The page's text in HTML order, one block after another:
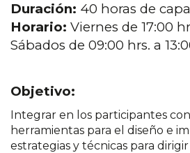
Duración: 40 horas de
Horario: Viernes de 17:00
Sábados de 09:00 hrs. a
Objetivo:
Integrar en los participantes
herramientas para el diseño e
estrategias y técnicas para dirigir